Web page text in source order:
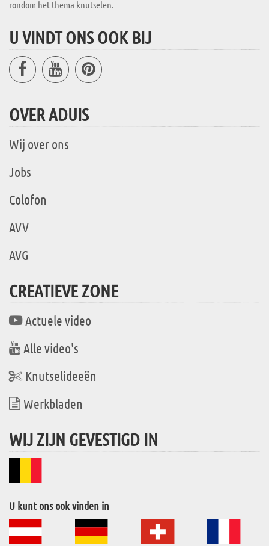
rondom het thema knutselen.
U VINDT ONS OOK BIJ
OVER ADUIS
Wij over ons
Jobs
Colofon
AVV
AVG
CREATIEVE ZONE
Actuele video
Alle video's
Knutselideeën
Werkbladen
WIJ ZIJN GEVESTIGD IN
U kunt ons ook vinden in